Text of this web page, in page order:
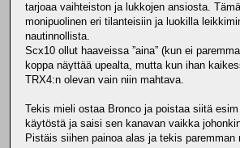
tarjoaa vaihteiston ja lukkojen ansiosta.
monipuolinen eri tilanteisiin ja luokilla
nautinnollista.
Scx10 ollut haaveissa ”aina” (kun ei
koppa näyttää upealta, mutta kun ihan
TRX4:n olevan vain niin mahtava.
Tekis mieli ostaa Bronco ja poistaa siitä
käytöstä ja saisi sen kanavan vaikka
Pistäis siihen painoa alas ja tekis paremman